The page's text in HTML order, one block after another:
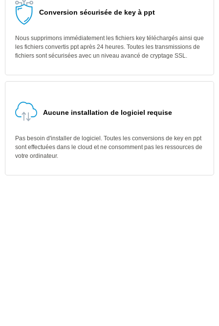
Conversion sécurisée de key à ppt
Nous supprimons immédiatement les fichiers key téléchargés ainsi que
les fichiers convertis ppt après 24 heures. Toutes les transmissions de
fichiers sont sécurisées avec un niveau avancé de cryptage SSL.
Aucune installation de logiciel requise
Pas besoin d'installer de logiciel. Toutes les conversions de key en ppt
sont effectuées dans le cloud et ne consomment pas les ressources de
votre ordinateur.